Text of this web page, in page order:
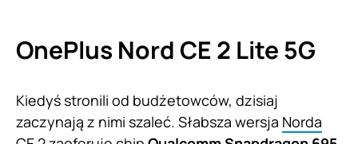
OnePlus Nord CE 2 Lite 5G
Kiedyś stronili od budżetowców, dzisiaj
zaczynają z nimi szaleć. Słabsza wersja Norda